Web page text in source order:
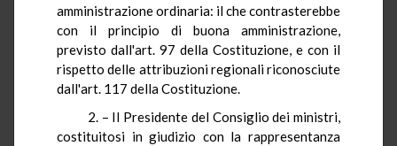
amministrazione ordinaria: il che contrasterebbe
con il principio di buona amministrazione,
previsto dall'art. 97 della Costituzione, e con il
rispetto delle attribuzioni regionali riconosciute
dall'art. 117 della Costituzione.
2. – Il Presidente del Consiglio dei ministri,
costituitosi in giudizio con la rappresentanza